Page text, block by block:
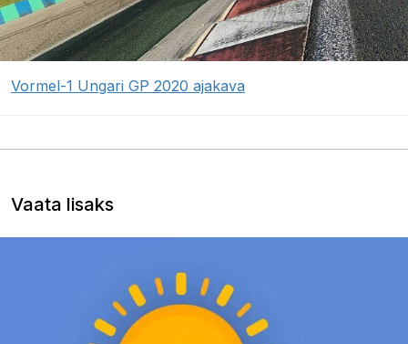
Vormel-1 Ungari GP 2020 ajakava
Vaata lisaks